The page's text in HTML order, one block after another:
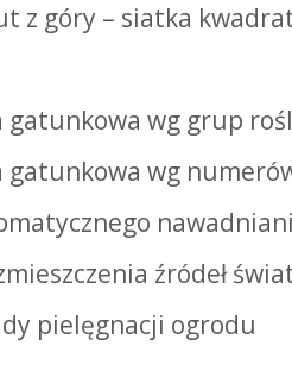
z góry – siatka
gatunkowa wg grup
gatunkowa wg
źródeł
pielęgnacji ogrodu